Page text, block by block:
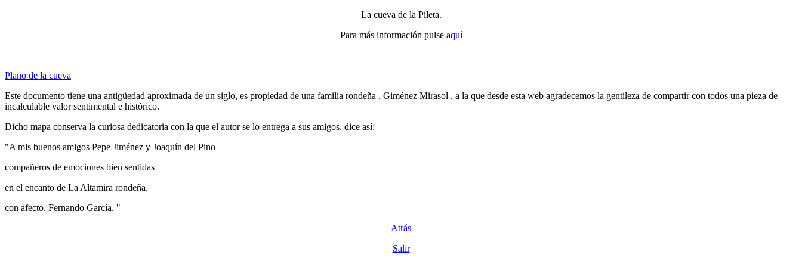
La cueva de la Pileta.
Para más información pulse aquí
Plano de la cueva
Este documento tiene una antigüedad aproximada de un siglo, es propiedad de una familia rondeña , Giménez Mirasol , a la que desde esta web agradecemos la gentileza de compartir con todos una pieza de
incalculable valor sentimental e histórico.
Dicho mapa conserva la curiosa dedicatoria con la que el autor se lo entrega a sus amigos. dice así:
"A mis buenos amigos Pepe Jiménez y Joaquín del Pino
compañeros de emociones bien sentidas
en el encanto de La Altamira rondeña.
con afecto. Fernando García. "
Atrás
Salir